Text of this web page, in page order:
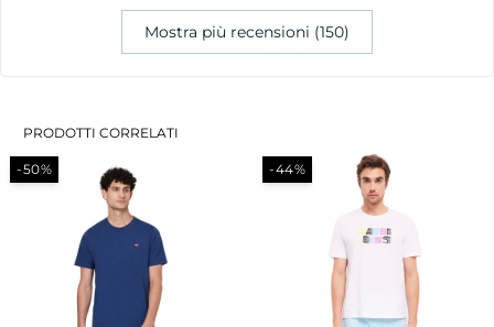
Mostra più recensioni (150)
PRODOTTI CORRELATI
-50% -44%